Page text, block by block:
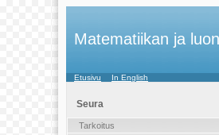
Matematiikan ja
Etusivu In English
Seura
Tarkoitus